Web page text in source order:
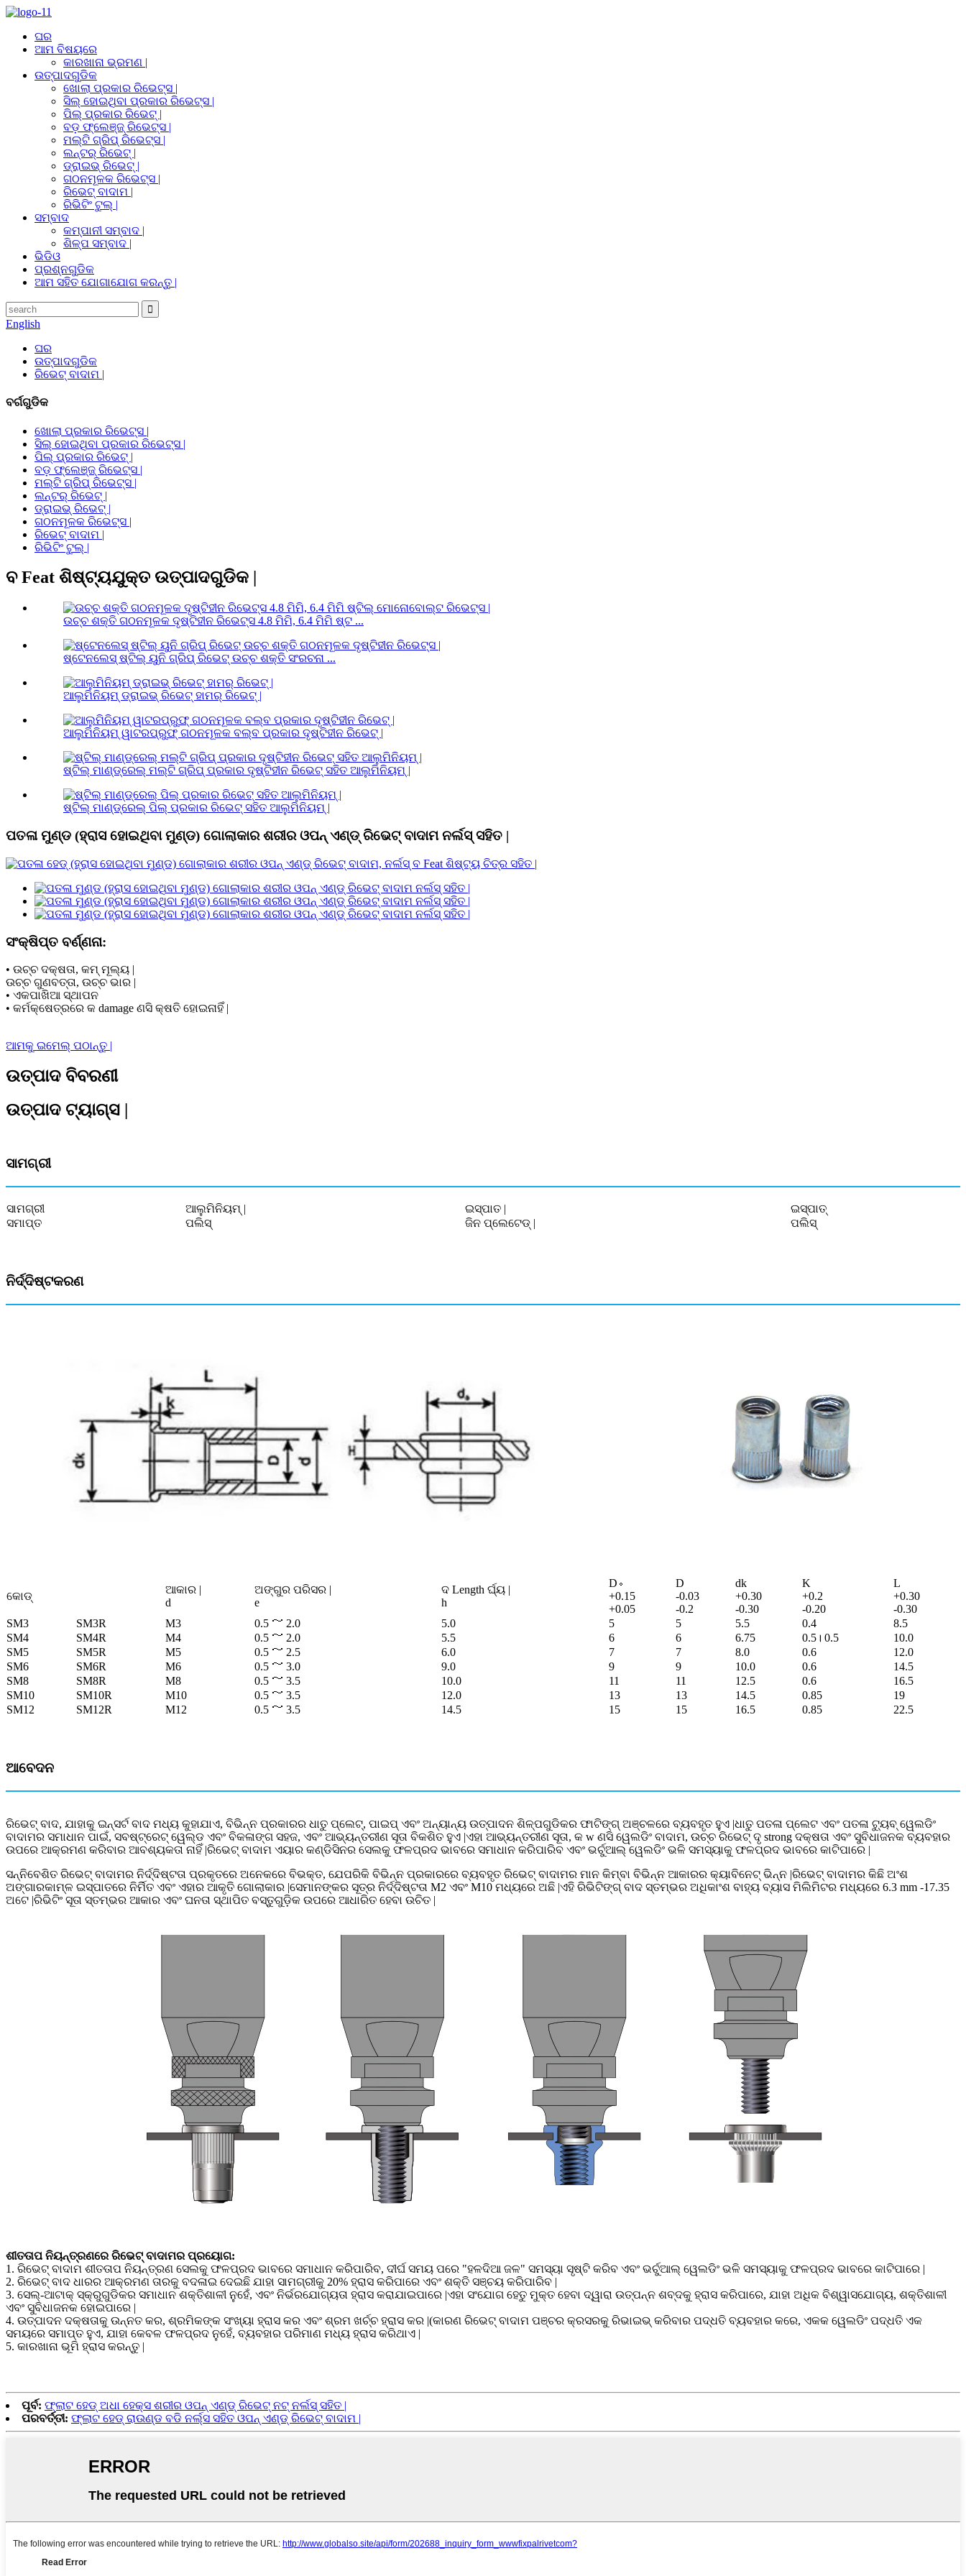
ଘର
ଆମ ବିଷୟରେ
କାରଖାନା ଭ୍ରମଣ |
ଉତ୍ପାଦଗୁଡିକ
ଖୋଲା ପ୍ରକାର ରିଭେଟ୍ସ |
ସିଲ୍ ହୋଇଥିବା ପ୍ରକାର ରିଭେଟ୍ସ |
ପିଲ୍ ପ୍ରକାର ରିଭେଟ୍ |
ବଡ଼ ଫ୍ଲେଞ୍ଜ୍ ରିଭେଟ୍ସ |
ମଲ୍ଟି ଗ୍ରିପ୍ ରିଭେଟ୍ସ |
ଲନ୍ଟର୍ ରିଭେଟ୍ |
ଡ୍ରାଇଭ୍ ରିଭେଟ୍ |
ଗଠନମୂଳକ ରିଭେଟ୍ସ |
ରିଭେଟ୍ ବାଦାମ |
ରିଭିଟିଂ ଟୁଲ୍ |
ସମ୍ବାଦ
କମ୍ପାନୀ ସମ୍ବାଦ |
ଶିଳ୍ପ ସମ୍ବାଦ |
ଭିଡିଓ
ପ୍ରଶ୍ନଗୁଡିକ
ଆମ ସହିତ ଯୋଗାଯୋଗ କରନ୍ତୁ |
English
ଘର
ଉତ୍ପାଦଗୁଡିକ
ରିଭେଟ୍ ବାଦାମ |
ବର୍ଗଗୁଡିକ
ଖୋଲା ପ୍ରକାର ରିଭେଟ୍ସ |
ସିଲ୍ ହୋଇଥିବା ପ୍ରକାର ରିଭେଟ୍ସ |
ପିଲ୍ ପ୍ରକାର ରିଭେଟ୍ |
ବଡ଼ ଫ୍ଲେଞ୍ଜ୍ ରିଭେଟ୍ସ |
ମଲ୍ଟି ଗ୍ରିପ୍ ରିଭେଟ୍ସ |
ଲନ୍ଟର୍ ରିଭେଟ୍ |
ଡ୍ରାଇଭ୍ ରିଭେଟ୍ |
ଗଠନମୂଳକ ରିଭେଟ୍ସ |
ରିଭେଟ୍ ବାଦାମ |
ରିଭିଟିଂ ଟୁଲ୍ |
ବ Feat ଶିଷ୍ଟ୍ୟଯୁକ୍ତ ଉତ୍ପାଦଗୁଡିକ |
ଉଚ୍ଚ ଶକ୍ତି ଗଠନମୂଳକ ଦୃଷ୍ଟିହୀନ ରିଭେଟ୍ସ 4.8 ମିମି, 6.4 ମିମି ଷ୍ଟ ...
ଷ୍ଟେନଲେସ୍ ଷ୍ଟିଲ୍ ୟୁନି ଗ୍ରିପ୍ ରିଭେଟ୍ ଉଚ୍ଚ ଶକ୍ତି ସଂରଚନା ...
ଆଲୁମିନିୟମ୍ ଡ୍ରାଇଭ୍ ରିଭେଟ୍ ହାମର୍ ରିଭେଟ୍ |
ଆଲୁମିନିୟମ୍ ୱାଟରପ୍ରୁଫ୍ ଗଠନମୂଳକ ବଲ୍ବ ପ୍ରକାର ଦୃଷ୍ଟିହୀନ ରିଭେଟ୍ |
ଷ୍ଟିଲ୍ ମାଣ୍ଡ୍ରେଲ୍ ମଲ୍ଟି ଗ୍ରିପ୍ ପ୍ରକାର ଦୃଷ୍ଟିହୀନ ରିଭେଟ୍ ସହିତ ଆଲୁମିନିୟମ୍ |
ଷ୍ଟିଲ୍ ମାଣ୍ଡ୍ରେଲ୍ ପିଲ୍ ପ୍ରକାର ରିଭେଟ୍ ସହିତ ଆଲୁମିନିୟମ୍ |
ପତଳା ମୁଣ୍ଡ (ହ୍ରାସ ହୋଇଥିବା ମୁଣ୍ଡ) ଗୋଲାକାର ଶରୀର ଓପନ୍ ଏଣ୍ଡ୍ ରିଭେଟ୍ ବାଦାମ ନର୍ଲସ୍ ସହିତ |
ସଂକ୍ଷିପ୍ତ ବର୍ଣ୍ଣନା:
• ଉଚ୍ଚ ଦକ୍ଷତା, କମ୍ ମୂଲ୍ୟ |
ଉଚ୍ଚ ଗୁଣବତ୍ତା, ଉଚ୍ଚ ଭାର |
• ଏକପାଖିଆ ସ୍ଥାପନ
• କର୍ମକ୍ଷେତ୍ରରେ କ damage ଣସି କ୍ଷତି ହୋଇନାହିଁ |
ଆମକୁ ଇମେଲ୍ ପଠାନ୍ତୁ |
ଉତ୍ପାଦ ବିବରଣୀ
ଉତ୍ପାଦ ଟ୍ୟାଗ୍ସ |
ସାମଗ୍ରୀ
ସାମଗ୍ରୀ ଆଲୁମିନିୟମ୍ | ଇସ୍ପାତ |
ଇସ୍ପାତ୍
ସମାପ୍ତ
ପଲିସ୍ ଜିନ ପ୍ଲେଟେଡ୍ | ପଲିସ୍
ନିର୍ଦ୍ଦିଷ୍ଟକରଣ
କୋଡ୍
ଆକାର |
d
ଅଙ୍ଗୁର ପରିସର |
e
ଦ Length ର୍ଘ୍ୟ |
h
D。
+0.15
+0.05
D
-0.03
-0.2
dk
+0.30
-0.30
K
+0.2
-0.20
L
+0.30
-0.30
SM3
SM3R M3 0.5 ～ 2.0 5.0 5 5 5.5 0.4
8.5
SM4
SM4R M4 0.5 ～ 2.0 5.5 6 6 6.75 0.5। 0.5
10.0
SM5
SM5R M5 0.5 ～ 2.5 6.0 7 7 8.0 0.6
12.0
SM6
SM6R M6 0.5 ～ 3.0 9.0 9 9 10.0 0.6
14.5
SM8
SM8R M8 0.5 ～ 3.5 10.0 11 11 12.5 0.6
16.5
SM10
SM10R M10 0.5 ～ 3.5 12.0 13 13 14.5 0.85
19
SM12
SM12R M12 0.5 ～ 3.5 14.5 15 15 16.5 0.85 22.5
ଆବେଦନ
ରିଭେଟ୍ ବାଦ, ଯାହାକୁ ଇନ୍ସର୍ଟ ବାଦ ମଧ୍ୟ କୁହାଯାଏ, ବିଭିନ୍ନ ପ୍ରକାରର ଧାତୁ ପ୍ଲେଟ୍, ପାଇପ୍ ଏବଂ ଅନ୍ୟାନ୍ୟ ଉତ୍ପାଦନ ଶିଳ୍ପଗୁଡିକର ଫାଟିଙ୍ଗ୍ ଅଞ୍ଚଳରେ ବ୍ୟବହୃତ ହୁଏ |ଧାତୁ ପତଳା ପ୍ଲେଟ ଏବଂ ପତଳା ଟ୍ୟୁବ୍ ୱେଲଡିଂ
ବାଦାମର ସମାଧାନ ପାଇଁ, ସବଷ୍ଟ୍ରେଟ୍ ୱେଲ୍ଡ ଏବଂ ବିକଳାଙ୍ଗ ସହଜ, ଏବଂ ଆଭ୍ୟନ୍ତରୀଣ ସୂତା ବିକଶିତ ହୁଏ |ଏହା ଆଭ୍ୟନ୍ତରୀଣ ସୂତା, କ w ଣସି ୱେଲଡିଂ ବାଦାମ, ଉଚ୍ଚ ରିଭେଟ୍ ଦୃ strong ଦକ୍ଷତା ଏବଂ ସୁବିଧାଜନକ ବ୍ୟବହାର
ଉପରେ ଆକ୍ରମଣ କରିବାର ଆବଶ୍ୟକତା ନାହିଁ |ରିଭେଟ୍ ବାଦାମ ଏୟାର କଣ୍ଡିସିନର ସେଲକୁ ଫଳପ୍ରଦ ଭାବରେ ସମାଧାନ କରିପାରିବ ଏବଂ ଭର୍ଚୁଆଲ୍ ୱେଲଡିଂ ଭଳି ସମସ୍ୟାକୁ ଫଳପ୍ରଦ ଭାବରେ କାଟିପାରେ |
ସନ୍ନିବେଶିତ ରିଭେଟ୍ ବାଦାମର ନିର୍ଦ୍ଦିଷ୍ଟତା ପ୍ରକୃତରେ ଅନେକରେ ବିଭକ୍ତ, ଯେପରିକି ବିଭିନ୍ନ ପ୍ରକାରରେ ବ୍ୟବହୃତ ରିଭେଟ୍ ବାଦାମର ମାନ କିମ୍ବା ବିଭିନ୍ନ ଆକାରର କ୍ୟାବିନେଟ୍ ଭିନ୍ନ |ରିଭେଟ୍ ବାଦାମର କିଛି ଅଂଶ
ଅଙ୍ଗାରକାମ୍ଳ ଇସ୍ପାତରେ ନିର୍ମିତ ଏବଂ ଏହାର ଆକୃତି ଗୋଲାକାର |ସେମାନଙ୍କର ସୂତ୍ର ନିର୍ଦ୍ଦିଷ୍ଟତା M2 ଏବଂ M10 ମଧ୍ୟରେ ଅଛି |ଏହି ରିଭିଟିଙ୍ଗ୍ ବାଦ ସ୍ତମ୍ଭର ଅଧିକାଂଶ ବାହ୍ୟ ବ୍ୟାସ ମିଲିମିଟର ମଧ୍ୟରେ 6.3 mm -17.35
ଅଟେ |ରିଭିଟିଂ ସୂତା ସ୍ତମ୍ଭର ଆକାର ଏବଂ ଘନତା ସ୍ଥାପିତ ବସ୍ତୁଗୁଡ଼ିକ ଉପରେ ଆଧାରିତ ହେବା ଉଚିତ |
ଶୀତତାପ ନିୟନ୍ତ୍ରଣରେ ରିଭେଟ୍ ବାଦାମର ପ୍ରୟୋଗ:
1. ରିଭେଟ୍ ବାଦାମ ଶୀତତାପ ନିୟନ୍ତ୍ରଣ ସେଲକୁ ଫଳପ୍ରଦ ଭାବରେ ସମାଧାନ କରିପାରିବ, ଦୀର୍ଘ ସମୟ ପରେ "ହଳଦିଆ ଜଳ" ସମସ୍ୟା ସୃଷ୍ଟି କରିବ ଏବଂ ଭର୍ଚୁଆଲ୍ ୱେଲଡିଂ ଭଳି ସମସ୍ୟାକୁ ଫଳପ୍ରଦ ଭାବରେ କାଟିପାରେ |
2. ରିଭେଟ୍ ବାଦ ଧାରର ଆକ୍ରମଣ ତାରକୁ ବଦଳାଇ ଦେଇଛି ଯାହା ସାମଗ୍ରୀକୁ 20% ହ୍ରାସ କରିପାରେ ଏବଂ ଶକ୍ତି ସଞ୍ଚୟ କରିପାରିବ |
3. ସେଲ୍-ଆଟାକ୍ ସ୍କ୍ରୁଗୁଡିକର ସମାଧାନ ଶକ୍ତିଶାଳୀ ନୁହେଁ, ଏବଂ ନିର୍ଭରଯୋଗ୍ୟତା ହ୍ରାସ କରାଯାଇପାରେ |ଏହା ସଂଯୋଗ ହେତୁ ମୁକ୍ତ ହେବା ଦ୍ୱାରା ଉତ୍ପନ୍ନ ଶବ୍ଦକୁ ହ୍ରାସ କରିପାରେ, ଯାହା ଅଧିକ ବିଶ୍ୱାସଯୋଗ୍ୟ, ଶକ୍ତିଶାଳୀ
ଏବଂ ସୁବିଧାଜନକ ହୋଇପାରେ |
4. ଉତ୍ପାଦନ ଦକ୍ଷତାକୁ ଉନ୍ନତ କର, ଶ୍ରମିକଙ୍କ ସଂଖ୍ୟା ହ୍ରାସ କର ଏବଂ ଶ୍ରମ ଖର୍ଚ୍ଚ ହ୍ରାସ କର |(କାରଣ ରିଭେଟ୍ ବାଦାମ ପଞ୍ଚର କ୍ରସରକୁ ରିଭାଇଭ୍ କରିବାର ପଦ୍ଧତି ବ୍ୟବହାର କରେ, ଏକକ ୱେଲଡିଂ ପଦ୍ଧତି ଏକ
ସମୟରେ ସମାପ୍ତ ହୁଏ, ଯାହା କେବଳ ଫଳପ୍ରଦ ନୁହେଁ, ବ୍ୟବହାର ପରିମାଣ ମଧ୍ୟ ହ୍ରାସ କରିଥାଏ |
5. କାରଖାନା ଭୂମି ହ୍ରାସ କରନ୍ତୁ |
ପୂର୍ବ: ଫ୍ଲାଟ ହେଡ୍ ଅଧା ହେକ୍ସ ଶରୀର ଓପନ୍ ଏଣ୍ଡ୍ ରିଭେଟ୍ ନଟ୍ ନର୍ଲସ୍ ସହିତ |
ପରବର୍ତ୍ତୀ: ଫ୍ଲାଟ ହେଡ୍ ରାଉଣ୍ଡ ବଡି ନର୍ଲ୍ସ ସହିତ ଓପନ୍ ଏଣ୍ଡ୍ ରିଭେଟ୍ ବାଦାମ |